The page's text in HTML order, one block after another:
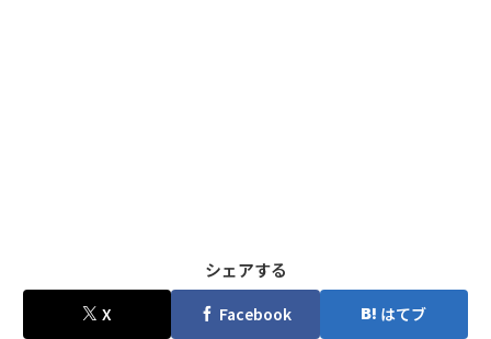
シェアする
X Facebook はてブ